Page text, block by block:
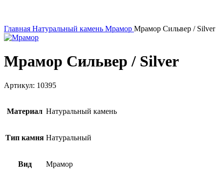
Главная Натуральный камень Мрамор Мрамор Сильвер / Silver
Мрамор Сильвер / Silver
Артикул: 10395
Материал Натуральный камень
Тип камня Натуральный
Вид Мрамор